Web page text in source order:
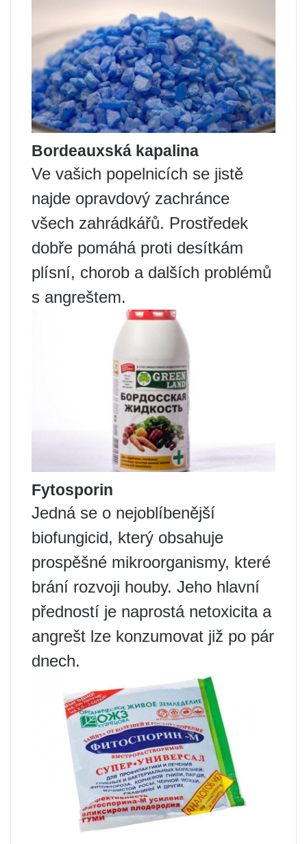
Bordeauxská kapalina
Ve vašich popelnicích se jistě
najde opravdový zachránce
všech zahrádkářů. Prostředek
dobře pomáhá proti desítkám
plísní, chorob a dalších problémů
s angreštem.
Fytosporin
Jedná se o nejoblíbenější
biofungicid, který obsahuje
prospěšné mikroorganismy, které
brání rozvoji houby. Jeho hlavní
předností je naprostá netoxicita a
angrešt lze konzumovat již po pár
dnech.